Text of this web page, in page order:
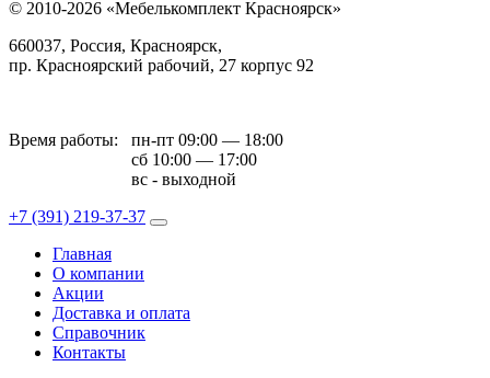
© 2010-2026 «Мебелькомплект Красноярск»
660037, Россия, Красноярск,
пр. Красноярский рабочий, 27 корпус 92
Время работы:
пн-пт 09:00 — 18:00
сб 10:00 — 17:00
вс - выходной
+7 (391) 219-37-37
Главная
О компании
Акции
Доставка и оплата
Справочник
Контакты